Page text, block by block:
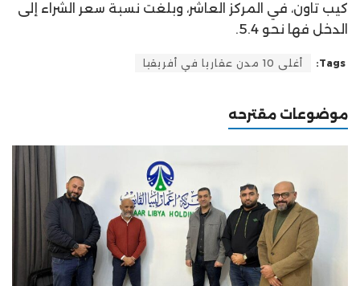
كيب تاون، في المركز العاشر، وبلغت نسبة سعر الشراء إلى
الدخل فها نحو 5.4.
Tags: أغلى 10 مدن عقاريا في أفريقيا
موضوعات مقترحه